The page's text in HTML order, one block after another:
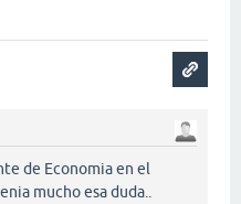
de Economia en el
mucho esa duda..